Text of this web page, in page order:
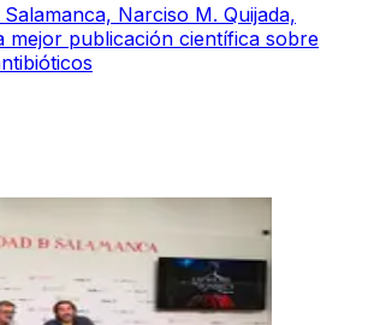
Narciso M. Quijada,
mejor publicación científica sobre